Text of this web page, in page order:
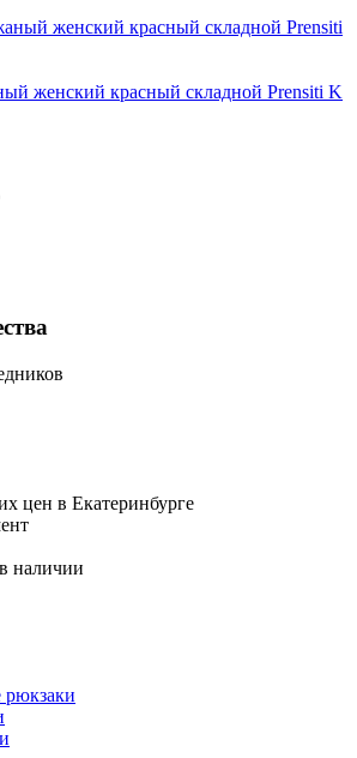
женский красный складной Prensiti K
цен в Екатеринбурге
наличии